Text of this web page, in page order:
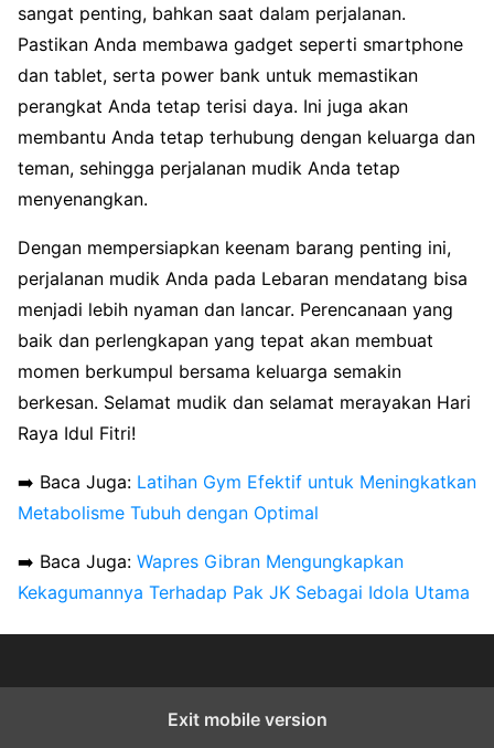
sangat penting, bahkan saat dalam perjalanan.
Pastikan Anda membawa gadget seperti smartphone
dan tablet, serta power bank untuk memastikan
perangkat Anda tetap terisi daya. Ini juga akan
membantu Anda tetap terhubung dengan keluarga dan
teman, sehingga perjalanan mudik Anda tetap
menyenangkan.
Dengan mempersiapkan keenam barang penting ini,
perjalanan mudik Anda pada Lebaran mendatang bisa
menjadi lebih nyaman dan lancar. Perencanaan yang
baik dan perlengkapan yang tepat akan membuat
momen berkumpul bersama keluarga semakin
berkesan. Selamat mudik dan selamat merayakan Hari
Raya Idul Fitri!
➡️ Baca Juga: Latihan Gym Efektif untuk Meningkatkan
Metabolisme Tubuh dengan Optimal
➡️ Baca Juga: Wapres Gibran Mengungkapkan
Kekagumannya Terhadap Pak JK Sebagai Idola Utama
Exit mobile version